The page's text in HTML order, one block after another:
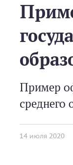
Пример
среднего
14 июля 2020